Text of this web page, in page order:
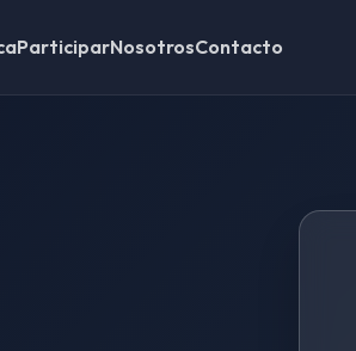
ParticiparNosotrosContacto